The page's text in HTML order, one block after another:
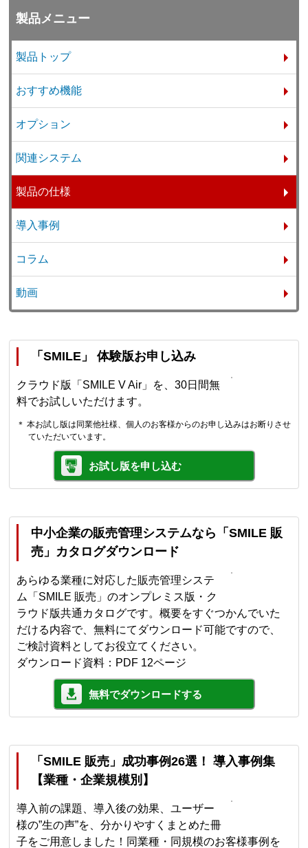
製品メニュー
製品トップ
おすすめ機能
オプション
関連システム
製品の仕様
導入事例
コラム
動画
「SMILE」 体験版お申し込み
クラウド版「SMILE V Air」を、30日間無
料でお試しいただけます。
＊ 本お試し版は同業他社様、個人のお客様からのお申し込みはお断りさせ
ていただいています。
お試し版を申し込む
中小企業の販売管理システムなら「SMILE 販
売」カタログダウンロード
あらゆる業種に対応した販売管理システ
ム「SMILE 販売」のオンプレミス版・ク
ラウド版共通カタログです。概要をすぐつかんでいた
だける内容で、無料にてダウンロード可能ですので、
ご検討資料としてお役立てください。
ダウンロード資料：PDF 12ページ
無料でダウンロードする
「SMILE 販売」成功事例26選！ 導入事例集
【業種・企業規模別】
導入前の課題、導入後の効果、ユーザー
様の”生の声”を、分かりやすくまとめた冊
子をご用意しました！同業種・同規模のお客様事例を